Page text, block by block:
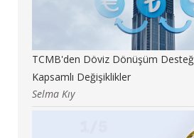
TCMB'den Döviz Dönüşüm
Kapsamlı Değişiklikler
Selma Kıy